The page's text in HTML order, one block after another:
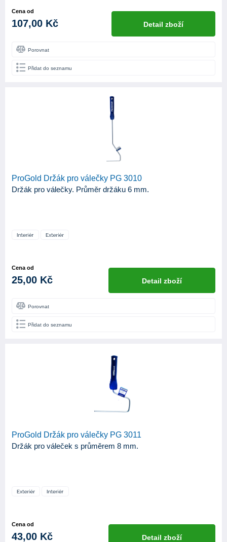
Cena od
107,00 Kč Detail zboží
Porovnat
Přidat do seznamu
ProGold Držák pro válečky PG 3010
Držák pro válečky. Průměr držáku 6 mm.
Cena od
25,00 Kč Detail zboží
Porovnat
Přidat do seznamu
ProGold Držák pro válečky PG 3011
Držák pro váleček s průměrem 8 mm.
Cena od
43,00 Kč Detail zboží